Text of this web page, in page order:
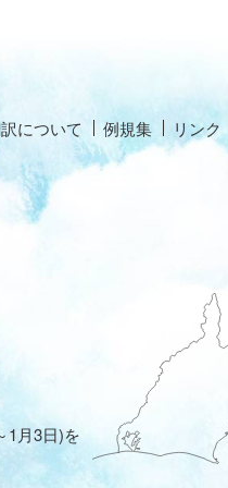
について 例規集 リンク
1月3日)を